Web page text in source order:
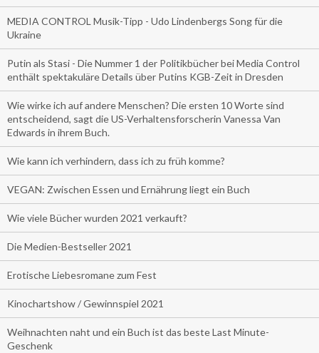
MEDIA CONTROL Musik-Tipp - Udo Lindenbergs Song für die
Ukraine
Putin als Stasi - Die Nummer 1 der Politikbücher bei Media Control
enthält spektakuläre Details über Putins KGB-Zeit in Dresden
Wie wirke ich auf andere Menschen? Die ersten 10 Worte sind
entscheidend, sagt die US-Verhaltensforscherin Vanessa Van
Edwards in ihrem Buch.
Wie kann ich verhindern, dass ich zu früh komme?
VEGAN: Zwischen Essen und Ernährung liegt ein Buch
Wie viele Bücher wurden 2021 verkauft?
Die Medien-Bestseller 2021
Erotische Liebesromane zum Fest
Kinochartshow / Gewinnspiel 2021
Weihnachten naht und ein Buch ist das beste Last Minute-
Geschenk